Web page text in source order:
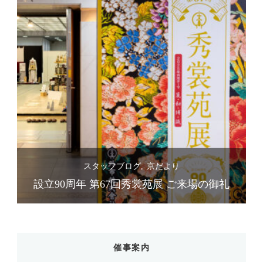
スタッフブログ 京だより
設立90周年 第67回秀裳苑展 ご来場の御礼
催事案内